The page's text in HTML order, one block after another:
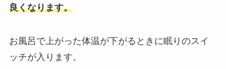
良くなります。
お風呂で上がった体温が下がるときに眠りのスイ
ッチが入ります。